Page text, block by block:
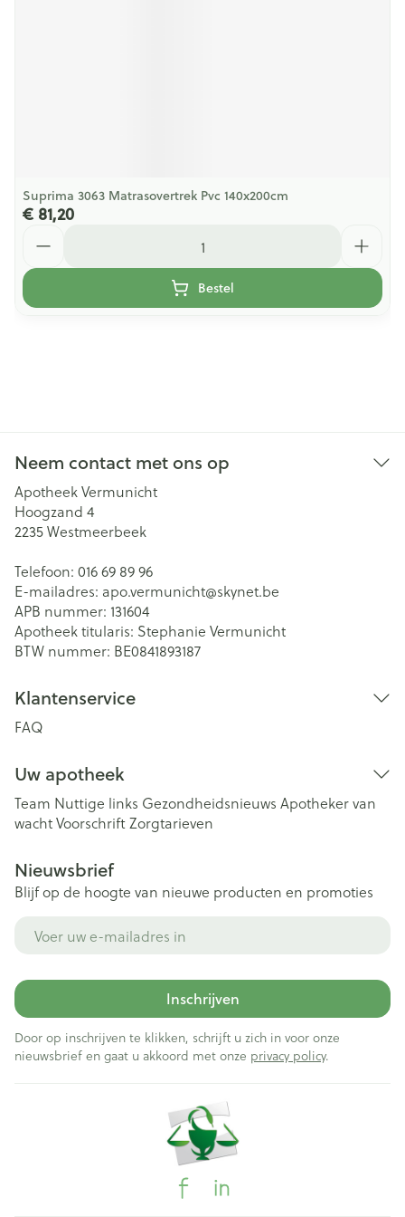
Suprima 3063 Matrasovertrek Pvc 140x200cm
€ 81,20
Bestel
Neem contact met ons op
Apotheek Vermunicht
Hoogzand 4
2235Westmeerbeek
Telefoon: 016 69 89 96
E-mailadres: apo.vermunicht@skynet.be
APB nummer: 131604
Apotheek titularis: Stephanie Vermunicht
BTW nummer: BE0841893187
Klantenservice
FAQ
Uw apotheek
Team Nuttige links Gezondheidsnieuws Apotheker van
wachtVoorschriftZorgtarieven
Nieuwsbrief
Blijf op de hoogte van nieuwe producten en promoties
Inschrijven
Door op inschrijven te klikken, schrijft u zich in voor onze
nieuwsbrief en gaat u akkoord met onze privacy policy.